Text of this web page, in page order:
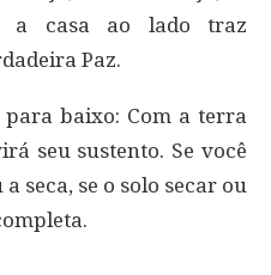
a casa ao lado traz
Paz.
baixo: Com a terra
seu sustento. Se você
seca, se o solo secar ou